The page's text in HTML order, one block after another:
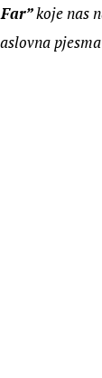
koje nas
pjesma